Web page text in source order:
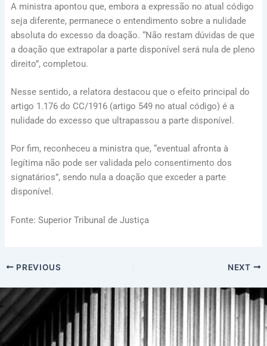
A ministra apontou que, embora a expressão no atual código
seja diferente, permanece o entendimento sobre a nulidade
absoluta do excesso da doação. “Não restam dúvidas de que
a doação que extrapolar a parte disponível será nula de pleno
direito”, completou.
Nesse sentido, a relatora destacou que o efeito principal do
artigo 1.176 do CC/1916(artigo 549no atual código) é a
nulidade do excesso que ultrapassou a parte disponível.
Por fim, reconheceu a ministra que, “eventual afronta à
legítima não pode ser validada pelo consentimento dos
signatários”, sendo nula a doação que exceder a parte
disponível.
Fonte: Superior Tribunal de Justiça
PREVIOUS NEXT